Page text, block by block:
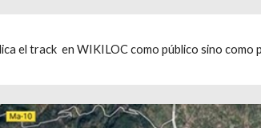
el track  en WIKILOC como público sino como